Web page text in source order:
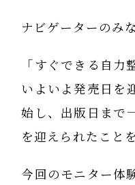
ナビゲーターのみ
「すぐできる自力
いよいよ発売日を
始し、出版日まで
を迎えられたこと
今回のモニター体